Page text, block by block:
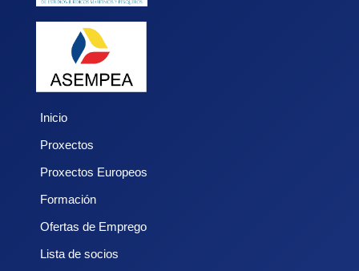
Inicio
Proxectos
Proxectos Europeos
Formación
Ofertas de Emprego
Lista de socios